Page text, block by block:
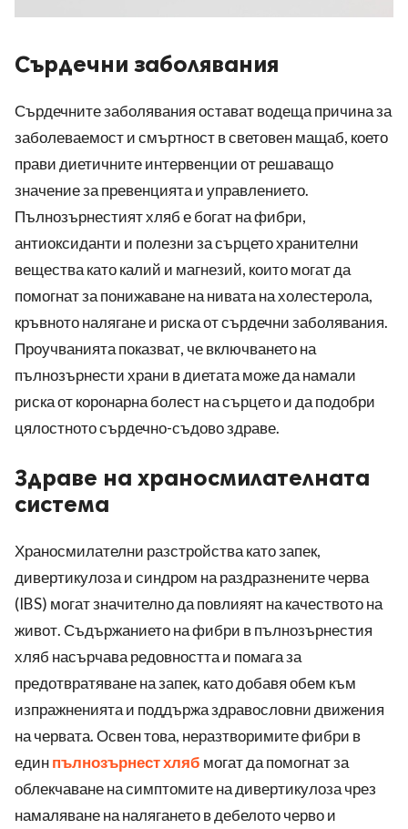
Сърдечни заболявания
Сърдечните заболявания остават водеща причина за
заболеваемост и смъртност в световен мащаб, което
прави диетичните интервенции от решаващо
значение за превенцията и управлението.
Пълнозърнестият хляб е богат на фибри,
антиоксиданти и полезни за сърцето хранителни
вещества като калий и магнезий, които могат да
помогнат за понижаване на нивата на холестерола,
кръвното налягане и риска от сърдечни заболявания.
Проучванията показват, че включването на
пълнозърнести храни в диетата може да намали
риска от коронарна болест на сърцето и да подобри
цялостното сърдечно-съдово здраве.
Здраве на храносмилателната
система
Храносмилателни разстройства като запек,
дивертикулоза и синдром на раздразнените черва
(IBS) могат значително да повлияят на качеството на
живот. Съдържанието на фибри в пълнозърнестия
хляб насърчава редовността и помага за
предотвратяване на запек, като добавя обем към
изпражненията и поддържа здравословни движения
на червата. Освен това, неразтворимите фибри в
единпълнозърнест хляб могат да помогнат за
облекчаване на симптомите на дивертикулоза чрез
намаляване на налягането в дебелото черво и